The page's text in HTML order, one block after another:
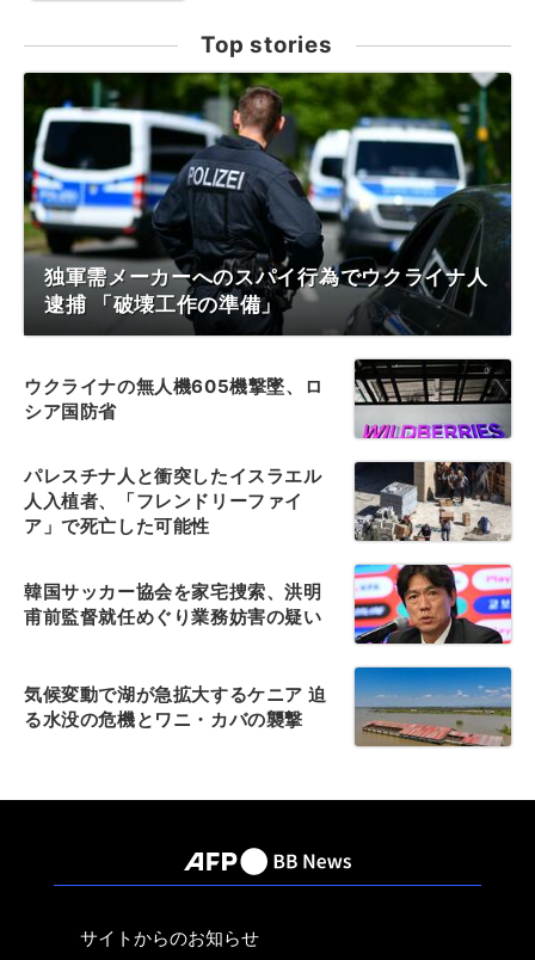
Top stories
独軍需メーカーへのスパイ行為でウクライナ人
逮捕 「破壊工作の準備」
ウクライナの無人機605機撃墜、ロ
シア国防省
パレスチナ人と衝突したイスラエル
人入植者、「フレンドリーファイ
ア」で死亡した可能性
韓国サッカー協会を家宅捜索、洪明
甫前監督就任めぐり業務妨害の疑い
気候変動で湖が急拡大するケニア 迫
る水没の危機とワニ・カバの襲撃
サイトからのお知らせ